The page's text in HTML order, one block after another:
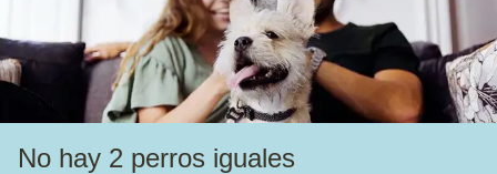
No hay 2 perros iguales